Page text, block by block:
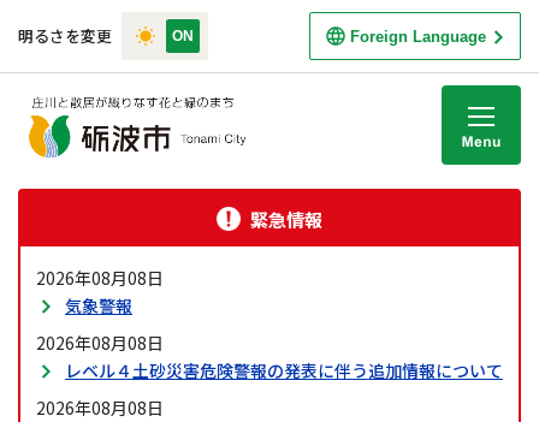
明るさを変更 Foreign Language
緊急情報
2026年08月08日
気象警報
2026年08月08日
レベル４土砂災害危険警報の発表に伴う追加情報について
2026年08月08日